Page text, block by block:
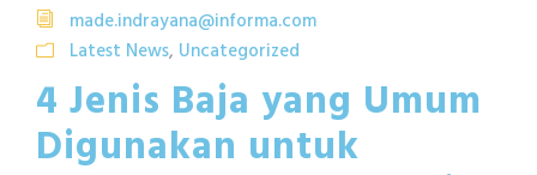
made.indrayana@informa.com
Latest News, Uncategorized
4 Jenis Baja yang Umum
Digunakan untuk